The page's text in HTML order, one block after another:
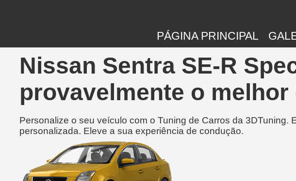
PÁGINA PRINCIPAL
Nissan Sentra SE-R
provavelmente o
Personalize o seu veículo com o Tuning de Carros da
personalizada. Eleve a sua experiência de condução.